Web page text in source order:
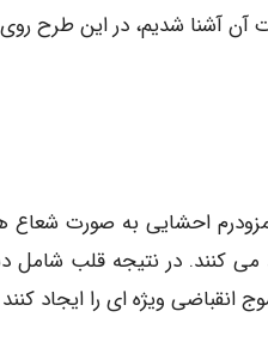
آشنا شدیم، در این طرح
احشایی به صورت
می کنند. در نتیجه قلب شامل
انقباضی ویژه ای را